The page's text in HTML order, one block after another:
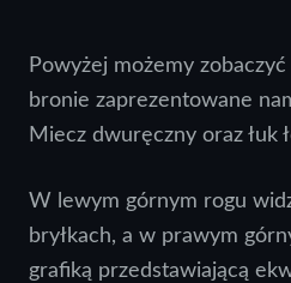
Powyżej możemy
bronie zaprezentowane
Miecz dwuręczny oraz łuk
W lewym górnym rogu
bryłkach, a w prawym
grafiką przedstawiającą